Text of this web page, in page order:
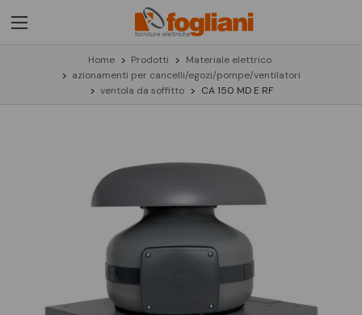
Home Prodotti
Materiale elettrico
azionamenti per cancelli/egozi/pompe/ventilatori
ventola da soffitto
CA 150 MD E RF